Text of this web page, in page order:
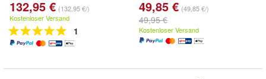
132,95 € (132,95 €/)
Kostenloser Versand
1
49,85 € (49,85 €/)
49,95 €
Kostenloser Versand